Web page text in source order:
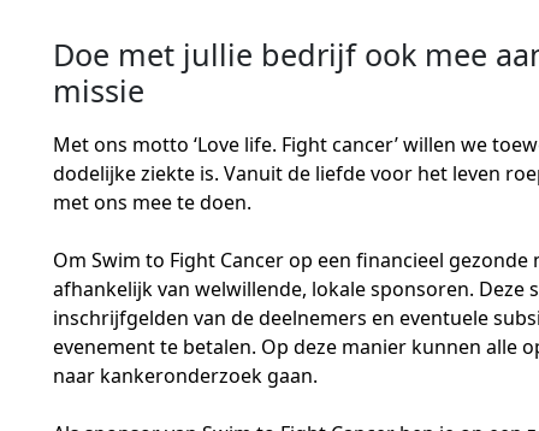
Doe met jullie bedrijf ook mee
missie
Met ons motto ‘Love life. Fight cancer’ willen we
dodelijke ziekte is. Vanuit de liefde voor het leven
met ons mee te doen.
Om Swim to Fight Cancer op een financieel
afhankelijk van welwillende, lokale sponsoren.
inschrijfgelden van de deelnemers en eventuele
evenement te betalen. Op deze manier kunnen alle
naar kankeronderzoek gaan.